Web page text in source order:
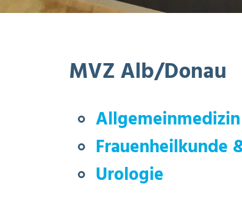
MVZ Alb/Donau
Allgemeinmedizin
Frauenheilkunde
Urologie